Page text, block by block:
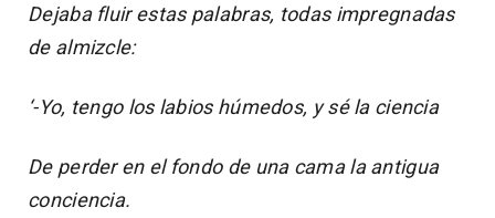
Dejaba fluir estas palabras, todas impregnadas
de almizcle:
‘-Yo, tengo los labios húmedos, y sé la ciencia
De perder en el fondo de una cama la antigua
conciencia.